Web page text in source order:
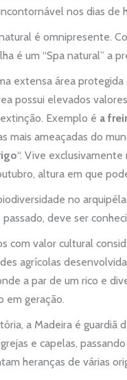
nos dias de
é omnipresente.
é um “Spa natural” a
extensa área protegida
possui elevados
Exemplo é a
mais ameaçadas do
“. Vive
altura em que
no
deve ser
com valor cultural
agrícolas
a par de um rico e
em geração.
a Madeira é
e capelas,
heranças de várias